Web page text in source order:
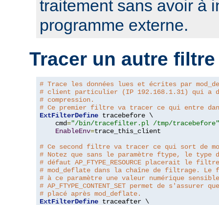
traitement sans avoir à
programme externe.
Tracer un autre filtre
# Trace les données lues et écrites par
# client particulier (IP 192.168.1.31) qui a
# compression.
# Ce premier filtre va tracer ce qui entre
ExtFilterDefine tracebefore \
    cmd
="/bin/tracefilter.pl /tmp/tracebefore"
EnableEnv=trace_this_client
# Ce second filtre va tracer ce qui sort de
# Notez que sans le paramètre ftype, le
# défaut AP_FTYPE_RESOURCE placerait le
# mod_deflate dans la chaîne de filtrage.
# à ce paramètre une valeur numérique
# AP_FTYPE_CONTENT_SET permet de
# placé après mod_deflate.
ExtFilterDefine traceafter \